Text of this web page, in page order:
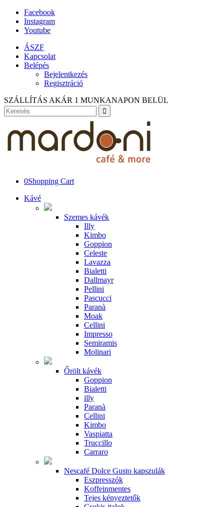
Facebook
Instagram
Youtube
ÁSZF
Kapcsolat
Belépés
Bejelentkezés
Regisztráció
SZÁLLÍTÁS AKÁR 1 MUNKANAPON BELÜL
0Shopping Cart
Kávé
Szemes kávék
Illy
Kimbo
Goppion
Celeste
Lavazza
Bialetti
Dallmayr
Pellini
Pascucci
Paranà
Moak
Cellini
Impresso
Semiramis
Molinari
Őrölt kávék
Goppion
Bialetti
illy
Paranà
Cellini
Kimbo
Vaspiatta
Truccillo
Carraro
Nescafé Dolce Gusto kapszulák
Eszpresszók
Koffeinmentes
Tejes kényeztetők